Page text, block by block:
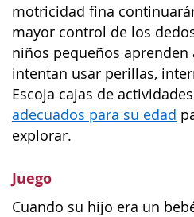
motricidad fina
mayor control de los
niños pequeños aprenden
intentan usar perillas,
Escoja cajas de
adecuados para su edad
explorar.
Juego
Cuando su hijo era un